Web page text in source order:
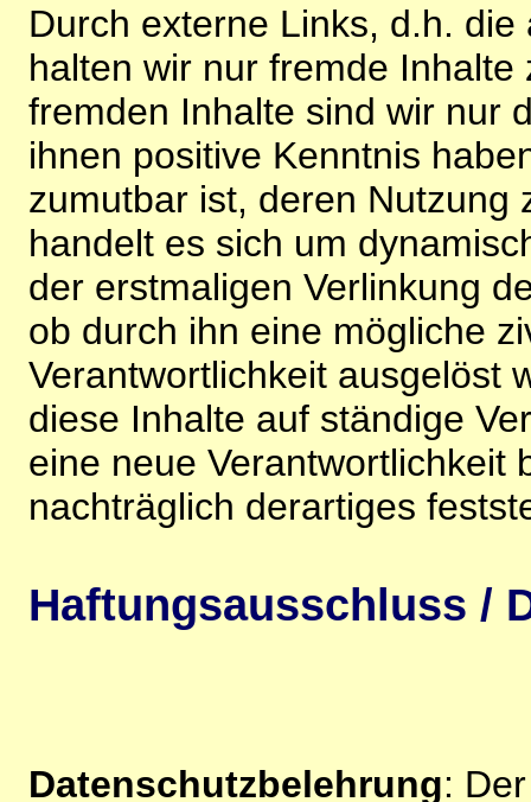
Durch externe Links, d.h.
halten wir nur fremde
fremden Inhalte sind wir nur
ihnen positive Kenntnis
zumutbar ist, deren Nutzung
handelt es sich um
der erstmaligen Verlinkung
ob durch ihn eine mögliche
Verantwortlichkeit ausgelöst
diese Inhalte auf ständige
eine neue Verantwortlichkeit
nachträglich derartiges
Haftungsausschluss /
Datenschutzbelehrung: